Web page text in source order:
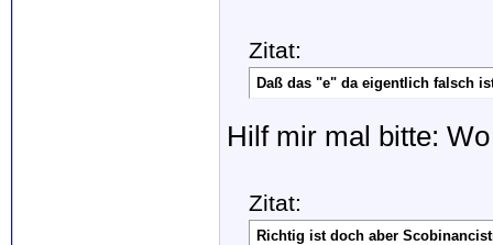
Zitat:
Daß das "e" da eigentlich falsch
Hilf mir mal bitte:
Zitat:
Richtig ist doch aber